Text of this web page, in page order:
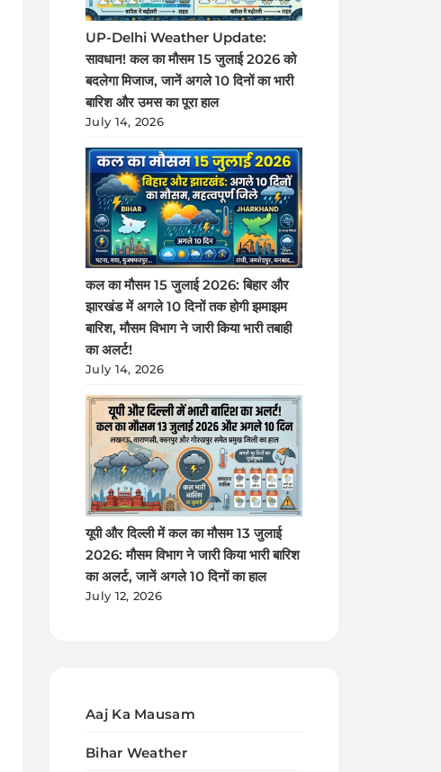
UP-Delhi Weather Update:
सावधान! कल का मौसम 15 जुलाई 2026 को
बदलेगा मिजाज, जानें अगले 10 दिनों का भारी
बारिश और उमस का पूरा हाल
July 14, 2026
कल का मौसम 15 जुलाई 2026: बिहार और
झारखंड में अगले 10 दिनों तक होगी झमाझम
बारिश, मौसम विभाग ने जारी किया भारी तबाही
का अलर्ट!
July 14, 2026
यूपी और दिल्ली में कल का मौसम 13 जुलाई
2026: मौसम विभाग ने जारी किया भारी बारिश
का अलर्ट, जानें अगले 10 दिनों का हाल
July 12, 2026
Aaj Ka Mausam
Bihar Weather